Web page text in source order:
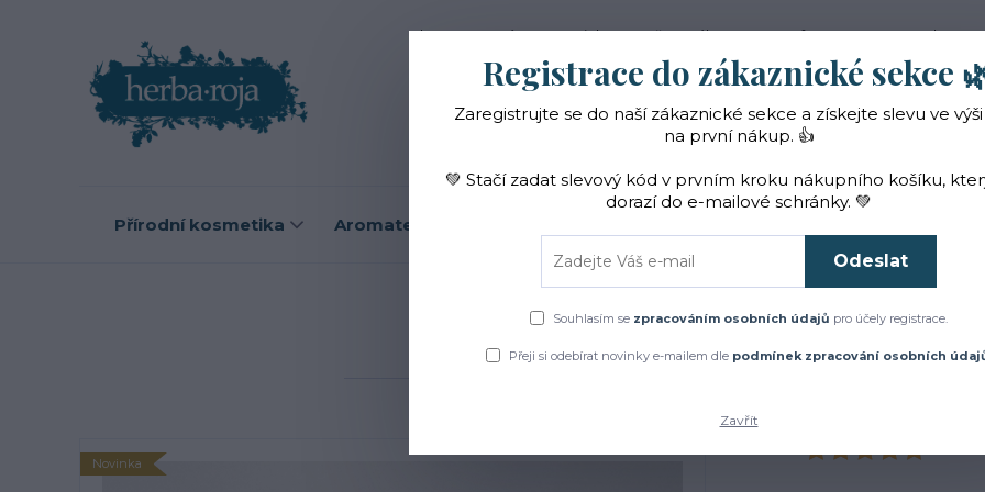
Blog O nás Novinky Vše o nákupu Reference Kontakt
Hledat
Přírodní kosmetika Aromaterapie
Přírodní kosmetika Květové vody – hydroláty Květová voda z BIO
Květová voda z BIO levandule
Novinka
Registrace do zákaznické sekce
Zaregistrujte se do naší zákaznické sekce a získejte slevu ve výši
na první nákup. 👍
💚 Stačí zadat slevový kód v prvním kroku nákupního košíku,
dorazí do e-mailové schránky. 💚
Odeslat
Souhlasím se zpracováním osobních údajů pro účely registrace.
Přeji si odebírat novinky e-mailem dle podmínek zpracování osobních
Zavřít